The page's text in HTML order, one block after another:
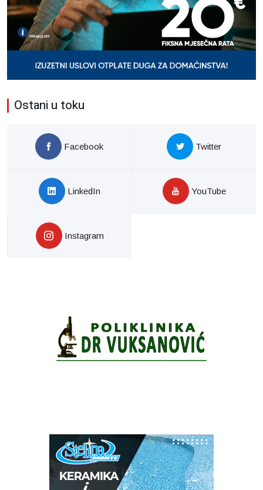
Ostani u toku
Facebook Twitter
LinkedIn YouTube
Instagram